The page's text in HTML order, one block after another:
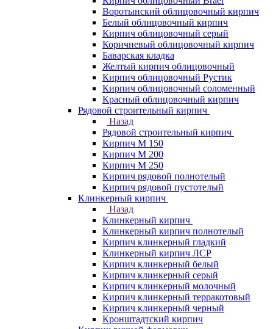
Воротынский облицовочный кирпич
Белый облицовочный кирпич
Кирпич облицовочный серый
Коричневый облицовочный кирпич
Баварская кладка
Желтый кирпич облицовочный
Кирпич облицовочный Рустик
Кирпич облицовочный соломенный
Красный облицовочный кирпич
Рядовой строительный кирпич
Назад
Рядовой строительный кирпич
Кирпич М 150
Кирпич М 200
Кирпич М 250
Кирпич рядовой полнотелый
Кирпич рядовой пустотелый
Клинкерный кирпич
Назад
Клинкерный кирпич
Клинкерный кирпич полнотелый
Кирпич клинкерный гладкий
Клинкерный кирпич ЛСР
Кирпич клинкерный белый
Кирпич клинкерный серый
Кирпич клинкерный молочный
Кирпич клинкерный терракотовый
Кирпич клинкерный черный
Кронштадтский кирпич